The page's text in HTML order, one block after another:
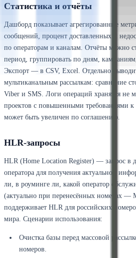
Статистика и отчёты
Дашборд показывает агрегированные
сообщений, процент доставленных и
по операторам и каналам. Отчёты можно
период, группировать по дням,
Экспорт — в CSV, Excel. Отдельно
мультиканальным рассылкам: сравнение
Viber и SMS. Логи операций хранятся не
проектов с повышенными требованиями
может быть увеличен по соглашению.
HLR-запросы
HLR (Home Location Register) — запрос в
оператора для получения актуальной
ли, в роуминге ли, какой оператор
(актуально при перенесённых номерах —
поддерживает HLR для российских
мира. Сценарии использования:
Очистка базы перед массовой
номеров.